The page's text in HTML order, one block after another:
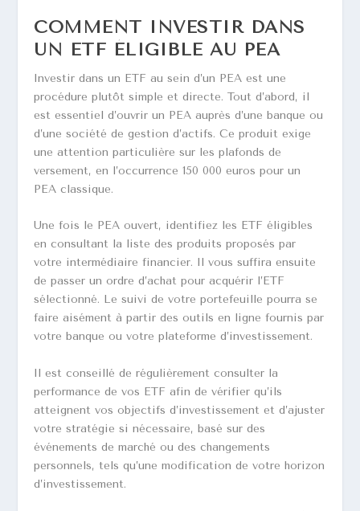
COMMENT INVESTIR DANS
UN ETF ÉLIGIBLE AU PEA
Investir dans un ETF au sein d’un PEA est une
procédure plutôt simple et directe. Tout d’abord, il
est essentiel d’ouvrir un PEA auprès d’une banque ou
d’une société de gestion d’actifs. Ce produit exige
une attention particulière sur les plafonds de
versement, en l’occurrence 150 000 euros pour un
PEA classique.
Une fois le PEA ouvert, identifiez les ETF éligibles
en consultant la liste des produits proposés par
votre intermédiaire financier. Il vous suffira ensuite
de passer un ordre d’achat pour acquérir l’ETF
sélectionné. Le suivi de votre portefeuille pourra se
faire aisément à partir des outils en ligne fournis par
votre banque ou votre plateforme d’investissement.
Il est conseillé de régulièrement consulter la
performance de vos ETF afin de vérifier qu’ils
atteignent vos objectifs d’investissement et d’ajuster
votre stratégie si nécessaire, basé sur des
événements de marché ou des changements
personnels, tels qu’une modification de votre horizon
d’investissement.